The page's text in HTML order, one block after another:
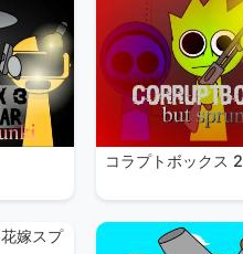
コラプトボックス 2
花嫁スプ